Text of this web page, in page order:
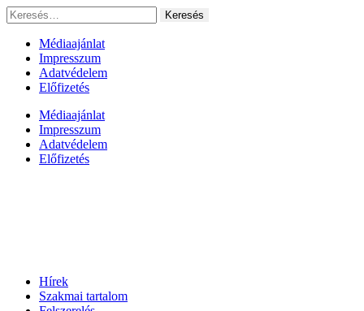
Ugrás
a
tartalomhoz
Keresés:
Médiaajánlat
Impresszum
Adatvédelem
Előfizetés
Médiaajánlat
Impresszum
Adatvédelem
Előfizetés
Hírek
Szakmai tartalom